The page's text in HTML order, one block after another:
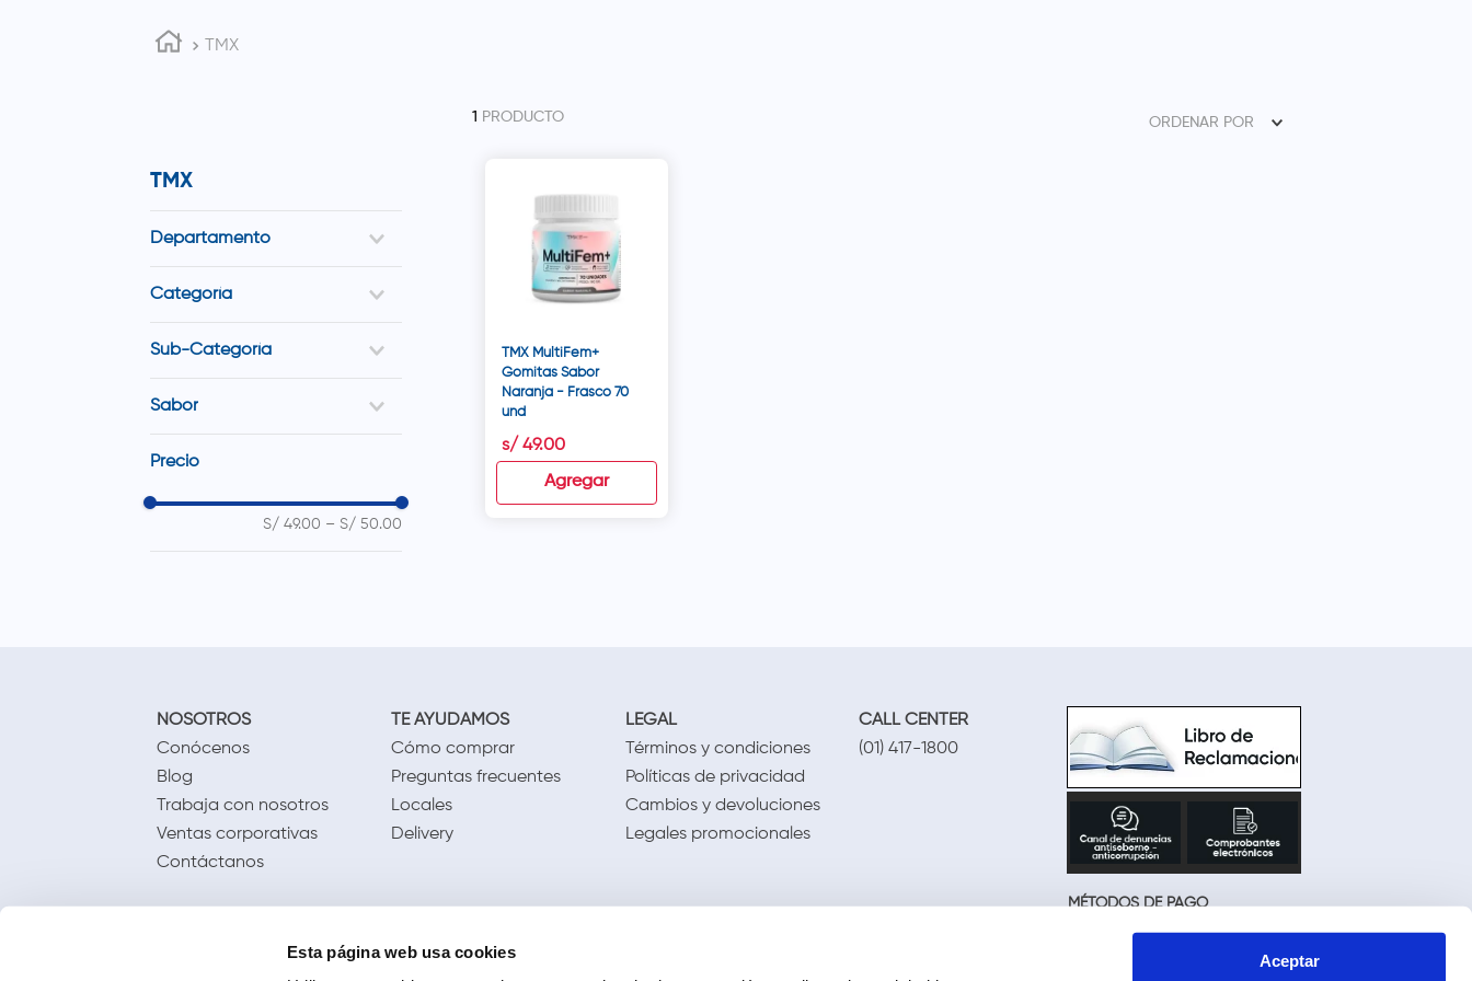
Esta página web usa cookies
Aceptar
TMX
TMX
Departamento
Categoría
Sub-Categoría
Sabor
Precio
S/ 49.00 – S/ 50.00
1 PRODUCTO ORDENAR POR
TMX MultiFem+
Gomitas Sabor
Naranja - Frasco 70
und
s/ 49.00
Agregar
NOSOTROS
Conócenos
Blog
Trabaja con nosotros
Ventas corporativas
Contáctanos
TE AYUDAMOS
Cómo comprar
Preguntas frecuentes
Locales
Delivery
LEGAL
Términos y condiciones
Políticas de privacidad
Cambios y devoluciones
Legales promocionales
CALL CENTER
(01) 417-1800
MÉTODOS DE PAGO